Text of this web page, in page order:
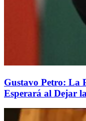
Gustavo Petro: La
Esperará al Dejar